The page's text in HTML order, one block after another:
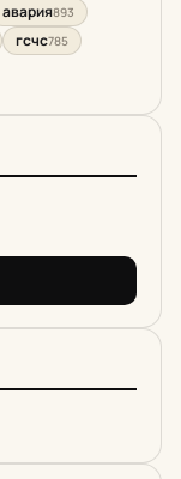
авария893
гсчс785